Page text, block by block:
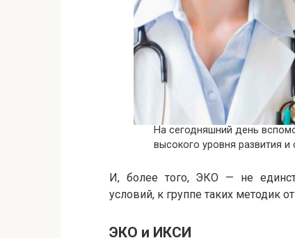
На сегодняшний день
высокого уровня развития
И, более того, ЭКО — не
условий, к группе таких методик
ЭКО и ИКСИ